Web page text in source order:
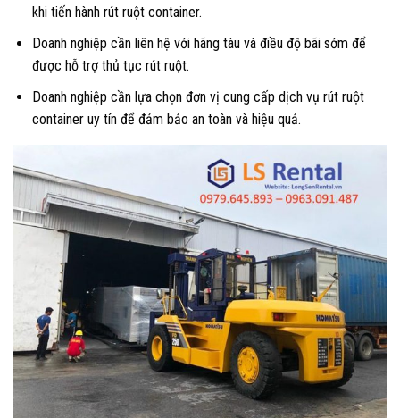
khi tiến hành rút ruột container.
Doanh nghiệp cần liên hệ với hãng tàu và điều độ bãi sớm để
được hỗ trợ thủ tục rút ruột.
Doanh nghiệp cần lựa chọn đơn vị cung cấp dịch vụ rút ruột
container uy tín để đảm bảo an toàn và hiệu quả.